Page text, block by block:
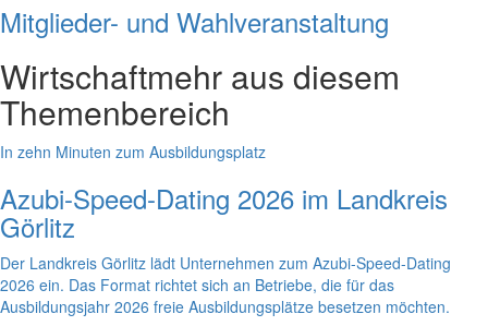
Mitglieder- und Wahlveranstaltung
Wirtschaftmehr aus diesem
Themenbereich
In zehn Minuten zum Ausbildungsplatz
Azubi-Speed-Dating 2026 im Landkreis
Görlitz
Der Landkreis Görlitz lädt Unternehmen zum Azubi-Speed-Dating
2026 ein. Das Format richtet sich an Betriebe, die für das
Ausbildungsjahr 2026 freie Ausbildungsplätze besetzen möchten.